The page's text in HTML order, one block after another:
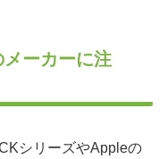
メーカーに注
シリーズやAppleの